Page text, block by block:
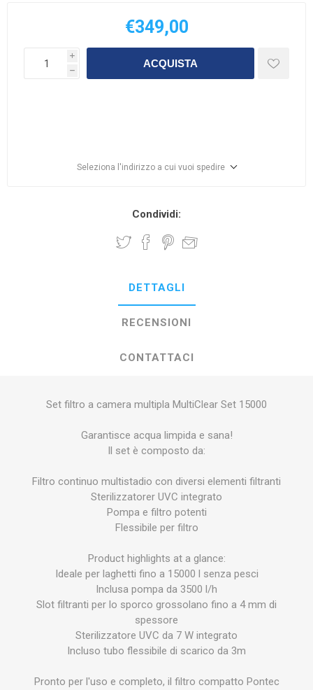
€349,00
i
h
ACQUISTA
Seleziona l'indirizzo a cui vuoi spedire
Condividi:
DETTAGLI
RECENSIONI
CONTATTACI
Set filtro a camera multipla MultiClear Set 15000
Garantisce acqua limpida e sana!
Il set è composto da:
Filtro continuo multistadio con diversi elementi filtranti
Sterilizzatorer UVC integrato
Pompa e filtro potenti
Flessibile per filtro
Product highlights at a glance:
Ideale per laghetti fino a 15000 l senza pesci
Inclusa pompa da 3500 l/h
Slot filtranti per lo sporco grossolano fino a 4 mm di
spessore
Sterilizzatore UVC da 7 W integrato
Incluso tubo flessibile di scarico da 3m
Pronto per l'uso e completo, il filtro compatto Pontec